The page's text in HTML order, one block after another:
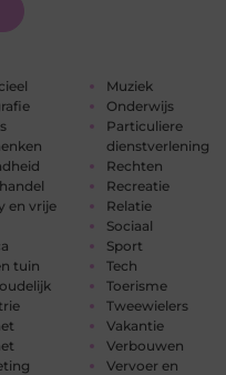
en vrije
tuin
Muziek
Onderwijs
Particuliere
dienstverlening
Rechten
Recreatie
Relatie
Sociaal
Sport
Tech
Toerisme
Tweewielers
Vakantie
Verbouwen
Vervoer en